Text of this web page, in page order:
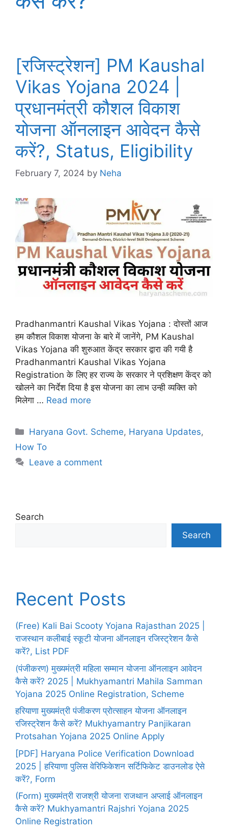
[रजिस्ट्रेशन] PM Kaushal
Vikas Yojana 2024 |
प्रधानमंत्री कौशल विकाश
योजना ऑनलाइन आवेदन कैसे
करें?, Status, Eligibility
February 7, 2024 by Neha
Pradhanmantri Kaushal Vikas Yojana : दोस्तों आज
हम कौशल विकाश योजना के बारे में जानेंगे, PM Kaushal
Vikas Yojana की शुरुआत केंद्र सरकार द्वारा की गयी है
Pradhanmantri Kaushal Vikas Yojana
Registration के लिए हर राज्य के सरकार ने प्रशिक्षण केंद्र को
खोलने का निर्देश दिया है इस योजना का लाभ उन्ही व्यक्ति को
मिलेगा … Read more
Categories
Haryana Govt. Scheme, Haryana Updates,
How To
Leave a comment
Search
Search
Recent Posts
(Free) Kali Bai Scooty Yojana Rajasthan 2025 |
राजस्थान कलीबाई स्कूटी योजना ऑनलाइन रजिस्ट्रेशन कैसे
करें?, List PDF
(पंजीकरण) मुख्यमंत्री महिला सम्मान योजना ऑनलाइन आवेदन
कैसे करें? 2025 | Mukhyamantri Mahila Samman
Yojana 2025 Online Registration, Scheme
हरियाणा मुख्यमंत्री पंजीकरण प्रोत्साहन योजना ऑनलाइन
रजिस्ट्रेशन कैसे करें? Mukhyamantry Panjikaran
Protsahan Yojana 2025 Online Apply
[PDF] Haryana Police Verification Download
2025 | हरियाणा पुलिस वेरिफिकेशन सर्टिफिकेट डाउनलोड ऐसे
करें?, Form
(Form) मुख्यमंत्री राजश्री योजना राजथान अप्लाई ऑनलाइन
कैसे करें? Mukhyamantri Rajshri Yojana 2025
Online Registration